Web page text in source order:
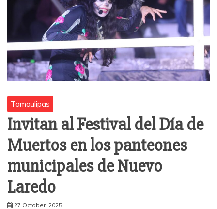
Tamaulipas
Invitan al Festival del Día de
Muertos en los panteones
municipales de Nuevo
Laredo
27 October, 2025